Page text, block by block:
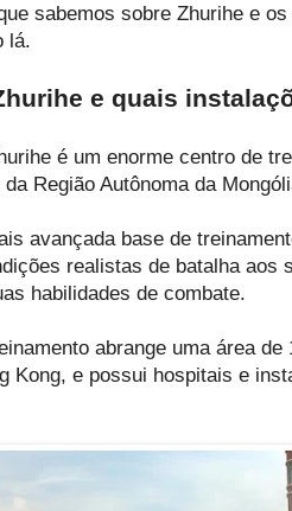
sabemos sobre Zhurihe e
lá.
e quais
é um enorme centro de
Região Autônoma da
avançada base de
realistas de batalha aos
habilidades de combate.
abrange uma área de
Kong, e possui hospitais e